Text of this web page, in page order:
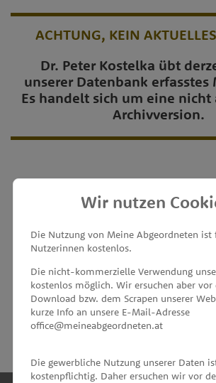
ACHTUNG, KEIN
Dr. Peter Kostelka übt
unserer Datenbank erfasstes
Es handelt sich um eine
Archivversion.
MEINE
unterstützt von
Wir nutzen
Die Nutzung von Meine Abgeordneten ist
Nutzerinnen kostenlos.
Die nicht-kommerzielle Verwendung
kostenlos möglich. Wir ersuchen aber vor
Download bzw. dem Scrapen unserer
kurze Info an unsere E-Mail-Adresse
office@meineabgeordneten.at
Die gewerbliche Nutzung unserer Daten
kostenpflichtig. Daher ersuchen wir vor